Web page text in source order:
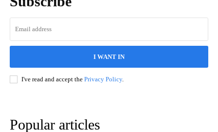
I WANT IN
I've read and accept the Privacy Policy.
Popular articles